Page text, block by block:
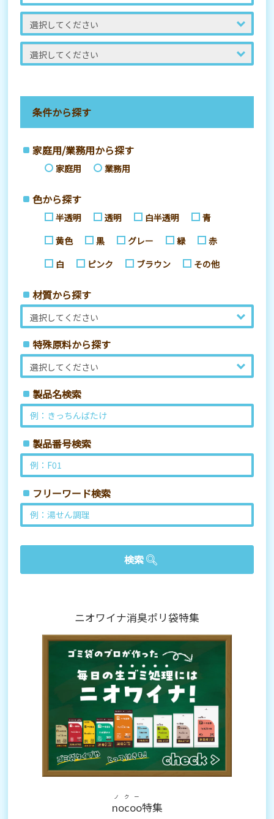
条件から探す
家庭用/業務用から探す
家庭用 業務用
色から探す
半透明 透明 白半透明
青
黄色
黒 グレー 緑
赤
白
ピンク ブラウン その他
材質から探す
特殊原料から探す
製品名検索
製品番号検索
フリーワード検索
ニオワイナ消臭ポリ袋特集
nocoo
ノクー
特集